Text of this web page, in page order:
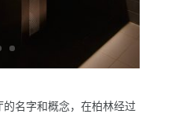
的名字和概念，在柏林经过